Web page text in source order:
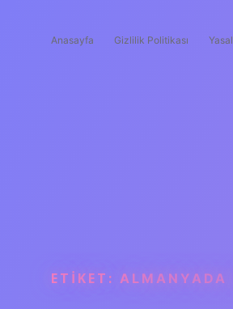
Anasayfa Gizlilik Politikası
ETIKET: ALMANYADA